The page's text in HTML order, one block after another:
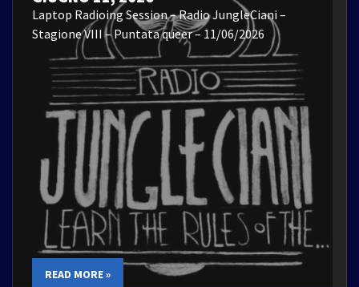
Laptop Radioing Session – Radio JungleCiani –
Stagione VIII – Puntata queer – 11/06/2026
READ MORE »